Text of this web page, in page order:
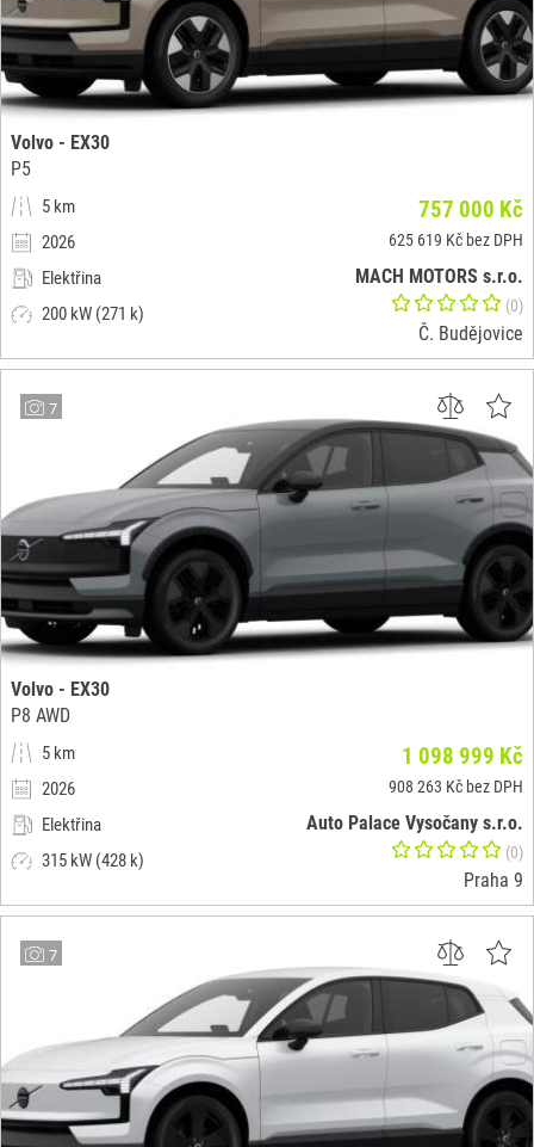
Volvo - EX30
P5
5 km
2026
Elektřina
200 kW (271 k)
757 000 Kč
625 619 Kč bez DPH
MACH MOTORS s.r.o.
(0)
Č. Budějovice
7
Volvo - EX30
P8 AWD
5 km
2026
Elektřina
315 kW (428 k)
1 098 999 Kč
908 263 Kč bez DPH
Auto Palace Vysočany s.r.o.
(0)
Praha 9
7